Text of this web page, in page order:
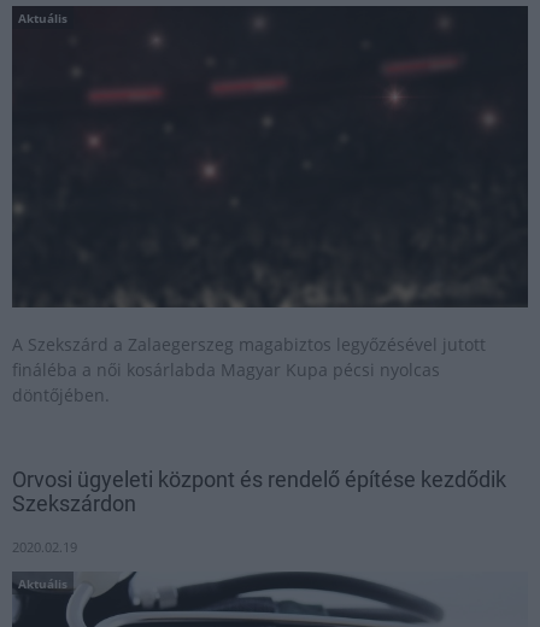
Aktuális
A Szekszárd a Zalaegerszeg magabiztos legyőzésével jutott
fináléba a női kosárlabda Magyar Kupa pécsi nyolcas
döntőjében.
Orvosi ügyeleti központ és rendelő építése kezdődik
Szekszárdon
2020.02.19
Aktuális